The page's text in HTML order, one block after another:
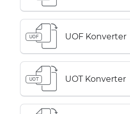
UOF UOF Konverter
UOT UOT Konverter